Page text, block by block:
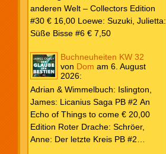
Emily: Tainted Vows – Gods of New
Olympia PB € 17,00 Kim, Sophie:
Fate’s Thread-Reihe PB #2 Der Gott
und der Geist € 17,00 Vonnegut,
Kurt: Katzenwiege PB € 17,00
Corey, James: The Captive’s War
HC #2 Der Glaube der Bestien €
24,00 Piper: Yang, Neon: Die letzte
Tochter der Drachen PB € 18,00
anderen Welt – Collectors Edition
#30 € 16,00 Loewe: Suzuki, Julietta:
Süße Bisse #6 € 7,50
Buchneuheiten KW 32
von Dom am 6. August
2026:
Adrian & Wimmelbuch: Islington,
James: Licanius Saga PB #2 An
Echo of Things to come € 20,00
Edition Roter Drache: Schröer,
Anne: Der letzte Kreis PB #2